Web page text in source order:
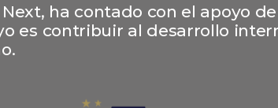
ha contado con el apoyo de
es contribuir al desarrollo